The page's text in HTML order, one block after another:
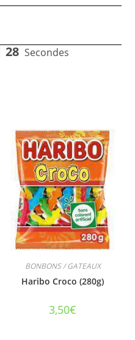
27 Secondes
BONBONS / GATEAUX
Haribo Croco (280g)
3,50€